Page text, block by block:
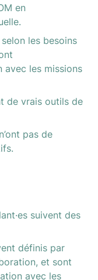
en
les besoins
avec les missions
de vrais outils de
pas de
suivent des
définis par
et sont
avec les